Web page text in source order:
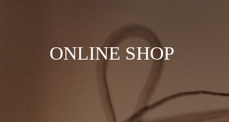
ONLINE SHOP